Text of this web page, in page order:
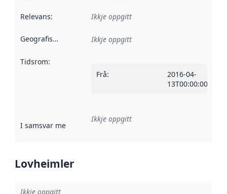
Relevans: Ikkje oppgitt
Geografisk område Ikkje oppgitt
Tidsrom:
Frå:
2016-04-
13T00:00:00Z
I samsvar med Referanse til ei implementeringsregel eller
Ikkje oppgitt
Lovheimler
Ikkje oppgitt